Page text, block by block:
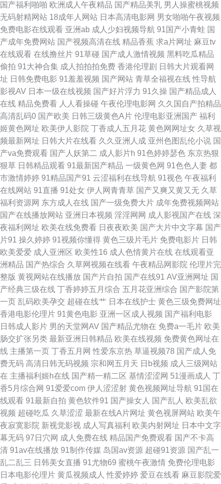
超碰激情人妻在线 韩日不卡三级片 欧美成人A片网 污视频下载大全 91视频
18网站 福利专区欧美精品 老湿午夜剧场 日本有码区 影视先锋操 Aa综合色
网 国产草草浮力影院 蜜桃麻豆久久 成人91看片软件 日本无码电源 91青娱乐
首页 精品综合影院另类 日本不卡影院 亚洲欧洲tv 97色色爱爱视频 国产TS社
区 美女天天干天天操 超碰大秀美女 久草涩色色 日本有码天堂 伊人兽大香蕉
97国产毛片 国产成人性爱午夜 欧美成人社区论坛 无码超碰 91人妻爽 欧美另
类日韩 91传媒成人 大香蕉资源站 久久入口91 日韩成人久久网址 在线看香蕉
视频 超碰老湿机 黄色电影小视频 日本a级电影久久 第一婷婷基地 日韩A级免
费 俺也去影音先锋 黄色的视频网站 欧美影音 午夜淫荡影院 97午夜 黄色仓
库看片 欧洲综合色图 亚洲操逼视频网站 成人毛片基地 蜜桃视频91 午夜刺激
av片 97色色国产 国产精品尤物91 欧美色图20p 伊人青青大香蕉 超碰搁操逼
精品国语逼 日韩色av影院 91华人精品在线 成人色网AV 玖玖玖草网 少妇超
碰在线播放 91入口在线观看 国产aa麻豆 极品探花视频 超碰人人人妻 男人的
天堂无码 一级肏屄 超碰免费成人 久久情爱网 三级成人在线观看 91熟妇在线
国产乱子伦精品 欧美日韩成人色情 亚洲毛片A片黑丝 超碰不卡 久久综久久
五月花AV在线 97超碰人妻 韩日一区视频 人妻精品系列 影音先锋俺去啦 超
碰97久草 久草手机在线视频 五月人导航 99操比 黄色免费网站 婷婷97色色
网 91在线视频导航 国产三级免费版权 欧美性爱综合网 亚洲天堂视频网 变态
人妖肛交 美女打炮网站 亚洲x片 超碰免费人人草 伦理第一页 午夜影院a aV
国产福利啪啪 欧洲成人午夜精品 国产精品美乳 男人操蜜桃视频
无码射精网站 18成年人网站 日本高清电影网 男女啪啪午夜视频
免费电影在线观看 亚洲ab 成人少妇视频导航 91国产小青蛙 国
产成年免费网站 国产视频高清在线 精品香蕉 求a片网址 麻豆tv
在线观看 在线撸丝片 91草碰 国产成人激情视频 黑料吃瓜精品
偷拍 91大神合集 成人拍拍拍免费 香港伦理剧 日韩大片观看网
址 日韩免费电影 91羞羞视频 国产网站 青草全福视在线 性导航
影视AV 日本一级在线视频 国产好片浮力 91久操 国产精品成人
在线 精品免费看 人人看操碰 午夜伦理电影网 久久国自产拍精品
高清乱码0 国产欧美 日韩三级黄色A片 伦理电影亚洲国产 福利
姬黄色网址 欧美伊人影院 丁香成人五月花 黄色网网址女 久草视
频最新网址 日韩大片在线看 久久亚洲人成 亚州色图乱伦小说 国
产va免费观看 国产人妖第二 成人影片h 91色婷婷瑟色 东京热狠
狠草 日韩精品观看 91最新国产精品 一级黄色网 91色色人妻 都
市激情婷婷 91精品国产91 云涩福利在线导航 91视色 午夜福利
在线网站 91直播 91处女 伊人网青青草 国产又爽又黄又无 久草
福利资源网 东方成人在线 国产一级免费大片 成年免费视频网站
国产在线播放网站 亚洲日本视频 淫淫网网 成人影视国产在线 深
夜福利网址 欧美在线免费看 日夜夜欧美 国产大片中文字幕 国产
片91 操久婷婷 91视频你懂得 黄色三级片毛片 免费电影片 日韩
欧美爱爱 成人亚洲区 欧美性16 成人色情黄片在线 在线观看亚
洲精品 国产热综合 久草网视频在线看 午夜精品网影院 伦理片完
整版 黄视网站在线播放 国产片自拍 国产在线91 AV亚洲网址 国
产经典三级在线 丁香婷婷五月综合 五月花亚洲综合 国产影院第
一页 乱码欧美孕交 超碰在线艹 日本在线护士 黄色三级免费网址
香港电影伦理片 91黄色电影 亚洲一区成人视频 国产福利电影
日韩成人影片 男的天堂网AV 国产精品尤物在 免费a一毛片 欧美
肠交扩张另类 最新亚洲日韩精品 欧美在线视频 免费黄色网址在
线 主播第一页 丁香五月网 性爱东京热 草逼视频78 国产成人免
费无码 高清日韩无码视频 宗和网五月天 日b视频 成人三级网站
在 主播福利姬h在线 国产精一精二区 基情涩涩网 51漫画成人 丁
香5月综合网 91爱爱com 伊人涩涩射 黄色视频网址导航 91国在
线观看 91最新自拍 黄色软件91 国产操女人 国产乱人 欧美乱欲
视频 超碰吃瓜 久草涩涩 最新在线A片网址 黄色视屏网站 欧美午
夜寂寞影院 新视觉影视 成人写真福利 欧美内射网址 日本中文字
幕无码 97日穴网 成人免费在线 精品国产免费观看 国产不卡高
清 91av在线播放 91制作传媒 岛国av资源 超碰91资源 国产乱一
乱二乱三 日韩美女直播 91尤物69 蜜桃午夜激情 免费伦理电影
日本电影伦理片 黄瓜视频成人 性爱婷婷 爱豆在线看 麻豆影院爱